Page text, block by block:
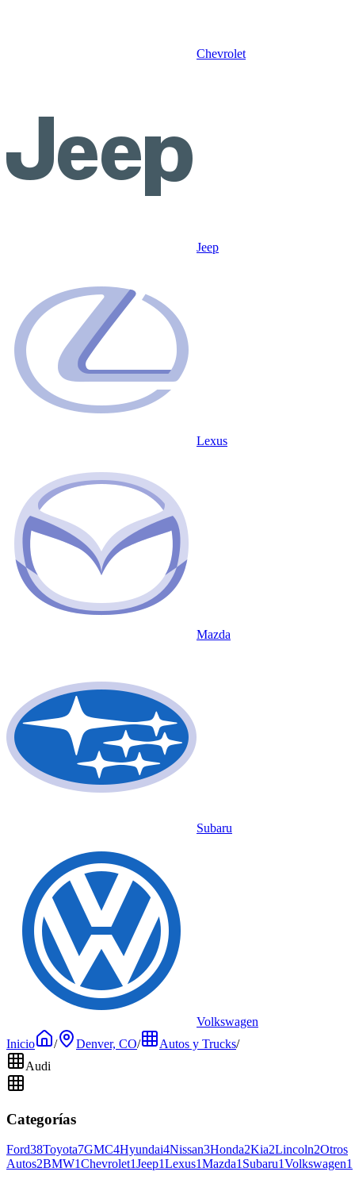
Chevrolet
Jeep
Lexus
Mazda
Subaru
Volkswagen
Inicio
/ Denver, CO/ Autos y Trucks/
Audi
Categorías
Ford38Toyota7GMC4Hyundai4Nissan3Honda2Kia2Lincoln2Otros
Autos2BMW1Chevrolet1Jeep1Lexus1Mazda1Subaru1Volkswagen1